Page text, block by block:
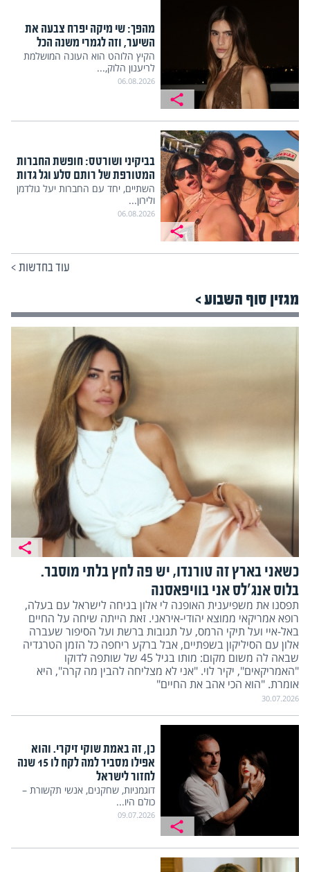
מהפך: שי מיקה יפרח צבעה את
השיער, וזה לגמרי משנה הכל
הקיץ הלוהט הוא העונה המושלמת
לריענון הלוק,...
06.08.2026
בביקיני ושורטס: חופשת החברות
המטורפת של רותם סלע וגל גדות
השתיים, יחד עם החברות יעל גולדמן
ולירון...
06.08.2026
עוד בחדשות>
מגזין סוף השבוע >
כשאני בארץ זה טורנדו, יש פה לחץ בלתי מוסבר.
בלוס אנג'לס אני בוויפאסנה
תפסנו את משפיענית האופנה לי אלון בגיחה לישראל עם בעלה,
רופא אמריקאי ממוצא יהודי-איראני. זאת הייתה שיחה על החיים
באל-איי ועל תיקי הרמס, על תגובות ברשת ועל הסיפור שעברה
אלון עם הסיליקון בשפתיים, אבל ברקע ריחפה כל הזמן הטרגדיה
שבאה לה משום מקום: מותו בגיל 45 של שותפה לדוקו
"האמריקאים", יקיר לוי. "אני לא מצליחה להבין מה קרה", היא
אומרת. "הוא הכי אהב את החיים"
30.07.2026
כן, זה באמת שוקי זיקרי. והוא
אפילו מסביר למה לקח לו 15 שנה
לחזור לישראל
דוגמניות, שחקנים, אנשי תקשורת –
כולם היו...
09.07.2026